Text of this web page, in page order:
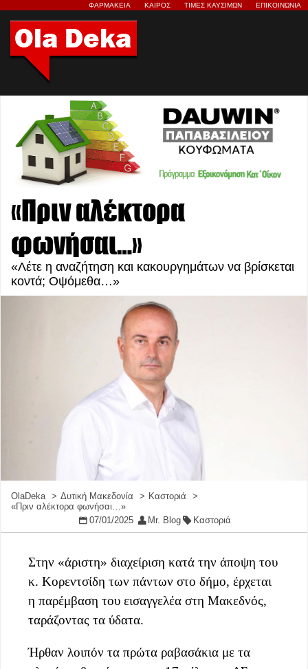
ΦΑΡΜΑΚΕΙΑ ΚΑΙΡΟΣ ΤΙΜΕΣ ΚΑΥΣΙΜΩΝ ΕΠΙΚΟΙΝΩΝΙΑ
«Πριν αλέκτορα
φωνήσαι…»
«Λέτε η αναζήτηση και κακουργημάτων να βρίσκεται
κοντά; Οψόμεθα…»
OlaDeka Δυτική Μακεδονία
Καστοριά
«Πριν αλέκτορα φωνήσαι…»
07/01/2025
Mr. Blog Καστοριά
Στην «άριστη» διαχείριση κατά την άποψη του
κ. Κορεντσίδη των πάντων στο δήμο, έρχεται
η παρέμβαση του εισαγγελέα στη Μακεδνός,
ταράζοντας τα ύδατα.
Ήρθαν λοιπόν τα πρώτα ραβασάκια με τα